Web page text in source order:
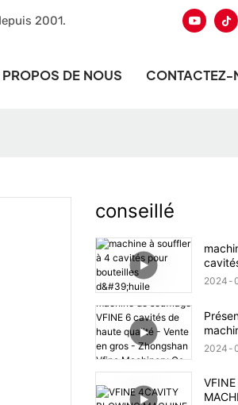
2001.
DE NOUS CONTACTEZ-
conseillé
d'huile
2024
2024